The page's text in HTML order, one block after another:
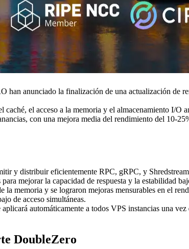
anunciado la finalización de una actualización de
el acceso a la memoria y el almacenamiento I/O
con una mejora media del rendimiento del 10-
y distribuir eficientemente RPC, gRPC, y
mejorar la capacidad de respuesta y la estabilidad
memoria y se lograron mejoras mensurables en el
de acceso simultáneas.
automáticamente a todos VPS instancias una
DoubleZero